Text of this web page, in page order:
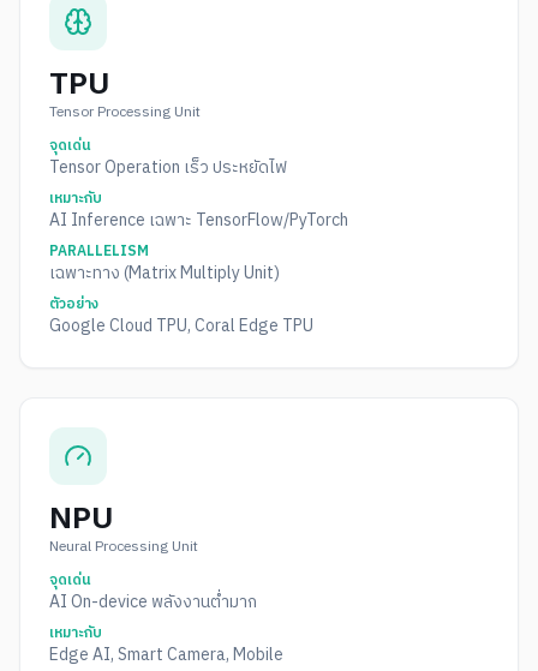
TPU
Tensor Processing Unit
จุดเด่น
Tensor Operation เร็ว ประหยัดไฟ
เหมาะกับ
AI Inference เฉพาะ TensorFlow/PyTorch
PARALLELISM
เฉพาะทาง (Matrix Multiply Unit)
ตัวอย่าง
Google Cloud TPU, Coral Edge TPU
NPU
Neural Processing Unit
จุดเด่น
AI On-device พลังงานต่ำมาก
เหมาะกับ
Edge AI, Smart Camera, Mobile